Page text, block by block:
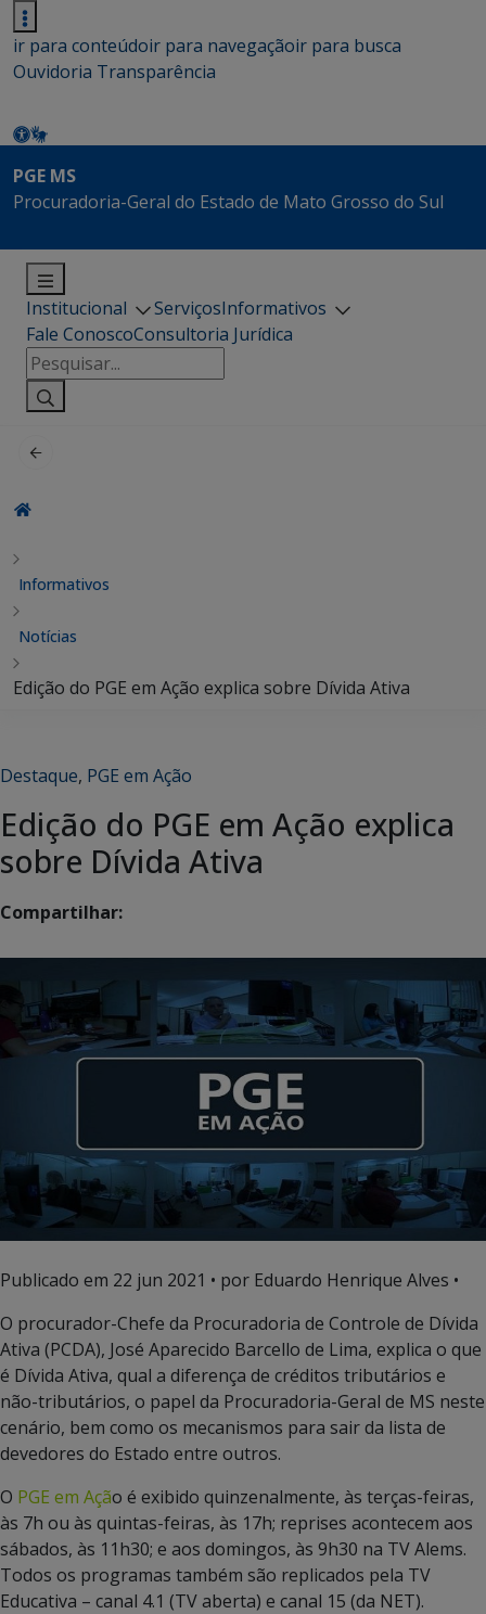
ir para conteúdoir para navegaçãoir para busca
Ouvidoria Transparência
PGE MS
Procuradoria-Geral do Estado de Mato Grosso do Sul
Institucional ServiçosInformativos
Fale ConoscoConsultoria Jurídica
Pesquisar
por:
Informativos
Notícias
Edição do PGE em Ação explica sobre Dívida Ativa
Destaque, PGE em Ação
Edição do PGE em Ação explica
sobre Dívida Ativa
Compartilhar:
Publicado em 22 jun 2021 • por Eduardo Henrique Alves •
O procurador-Chefe da Procuradoria de Controle de Dívida
Ativa (PCDA), José Aparecido Barcello de Lima, explica o que
é Dívida Ativa, qual a diferença de créditos tributários e
não-tributários, o papel da Procuradoria-Geral de MS neste
cenário, bem como os mecanismos para sair da lista de
devedores do Estado entre outros.
O PGE em Ação é exibido quinzenalmente, às terças-feiras,
às 7h ou às quintas-feiras, às 17h; reprises acontecem aos
sábados, às 11h30; e aos domingos, às 9h30 na TV Alems.
Todos os programas também são replicados pela TV
Educativa – canal 4.1 (TV aberta) e canal 15 (da NET).